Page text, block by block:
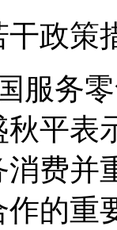
政策
服务
平表
费并
的重